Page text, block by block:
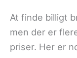
At finde billigt
men der er
priser. Her er